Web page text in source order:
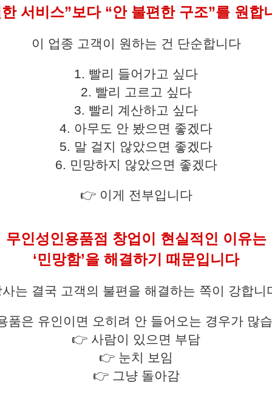
서비스”보다 “안 불편한 구조”를 원합
이 업종 고객이 원하는 건 단순합니다
1. 빨리 들어가고 싶다
2. 빨리 고르고 싶다
3. 빨리 계산하고 싶다
4. 아무도 안 봤으면 좋겠다
5. 말 걸지 않았으면 좋겠다
6. 민망하지 않았으면 좋겠다
👉 이게 전부입니다
무인성인용품점 창업이 현실적인 이유는
‘민망함’을 해결하기 때문입니다
는 결국 고객의 불편을 해결하는 쪽이 강합니
품은 유인이면 오히려 안 들어오는 경우가 많
👉 사람이 있으면 부담
👉 눈치 보임
👉 그냥 돌아감